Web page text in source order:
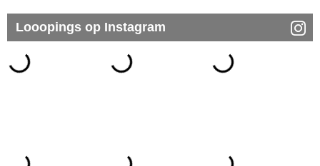
Looopings op Instagram